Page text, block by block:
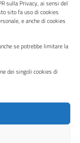
sulla Privacy, ai sensi del
sito fa uso di cookies
e anche di cookies
se potrebbe limitare la
dei singoli cookies di